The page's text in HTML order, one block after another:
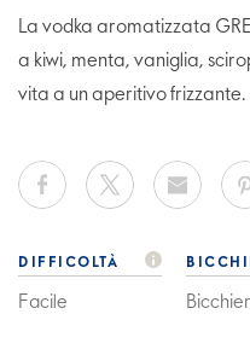
La vodka aromatizzata
a kiwi, menta, vaniglia,
vita a un aperitivo frizzante.
DIFFICOLTÀ
Facile